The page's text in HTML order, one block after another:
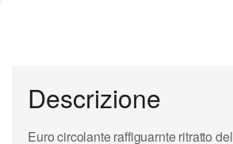
Descrizione
Euro circolante raffiguarnte ritratto